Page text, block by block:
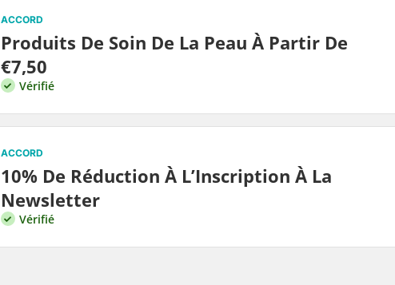
ACCORD
Produits De Soin De La Peau À Partir De
€7,50
Vérifié
ACCORD
10% De Réduction À L’Inscription À La
Newsletter
Vérifié